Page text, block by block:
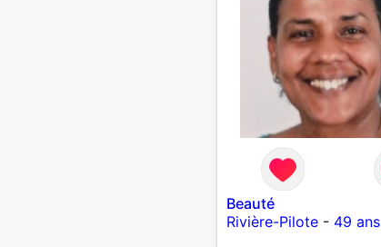
Beauté
Rivière-Pilote- 49 ans